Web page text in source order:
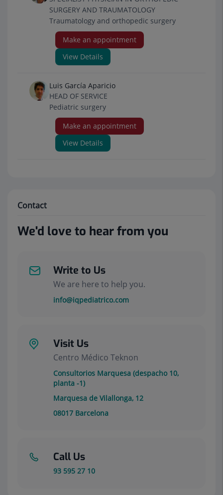
SURGERY AND TRAUMATOLOGY
Traumatology and orthopedic surgery
Make an appointment
View Details
Luis García Aparicio
HEAD OF SERVICE
Pediatric surgery
Make an appointment
View Details
Contact
We'd love to hear from you
Write to Us
We are here to help you.
info@iqpediatrico.com
Visit Us
Centro Médico Teknon
Consultorios Marquesa (despacho 10,
planta -1)
Marquesa de Vilallonga, 12
08017 Barcelona
Call Us
93 595 27 10